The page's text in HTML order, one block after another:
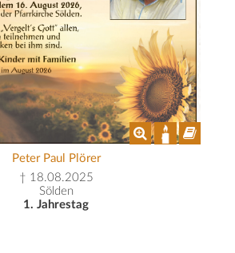
Peter Paul Plörer
† 18.08.2025
Sölden
1. Jahrestag